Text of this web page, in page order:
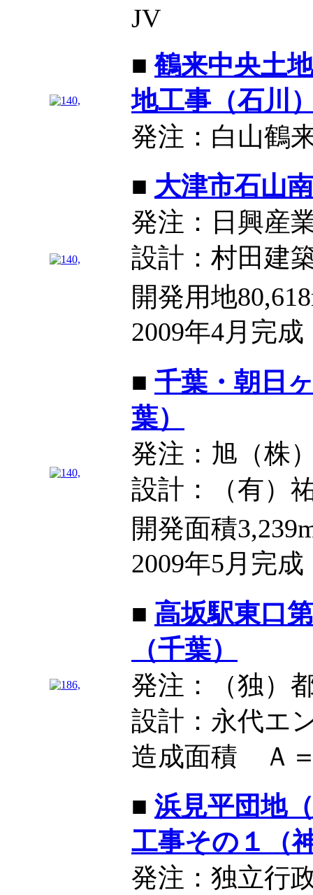
JV
■鶴来中央土
地工事（石川
発注：白山鶴
■ 大津市石山
発注：日興産
設計：村田建
開発用地
2009年4月完成
■ 千葉・朝日
葉）
発注：旭（株
設計：（有）
開発面積
2009年5月完成
■ 高坂駅東口
（千葉）
発注：（独）
設計：永代エ
造成面積 Ａ
■ 浜見平団地
工事その１（
発注：独立行